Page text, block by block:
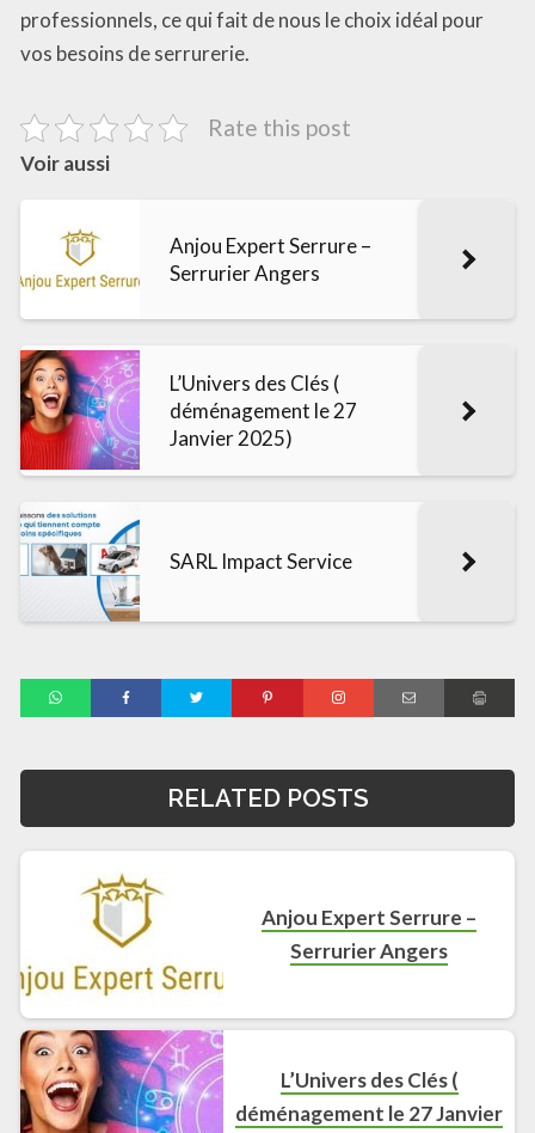
professionnels, ce qui fait de nous le choix idéal pour
vos besoins de serrurerie.
Rate this post
Voir aussi
Anjou Expert Serrure –
Serrurier Angers
L’Univers des Clés (
déménagement le 27
Janvier 2025)
SARL Impact Service
RELATED POSTS
Anjou Expert Serrure –
Serrurier Angers
L’Univers des Clés (
déménagement le 27 Janvier